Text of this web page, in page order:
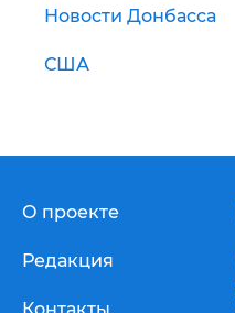
Новости Донбасса
США
О проекте
Редакция